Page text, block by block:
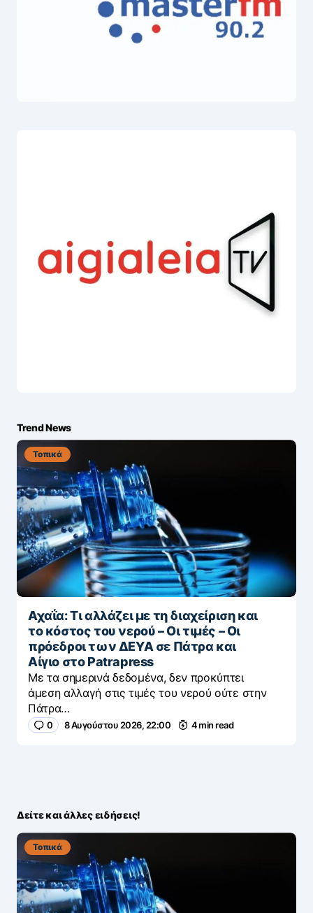
Trend News
Τοπικά
Αχαΐα: Τι αλλάζει με τη διαχείριση και
το κόστος του νερού – Οι τιμές – Οι
πρόεδροι των ΔΕΥΑ σε Πάτρα και
Αίγιο στο Patrapress
Με τα σημερινά δεδομένα, δεν προκύπτει
άμεση αλλαγή στις τιμές του νερού ούτε στην
Πάτρα…
0 8 Αυγούστου 2026, 22:00 4 min read
Δείτε και άλλες ειδήσεις!
Τοπικά